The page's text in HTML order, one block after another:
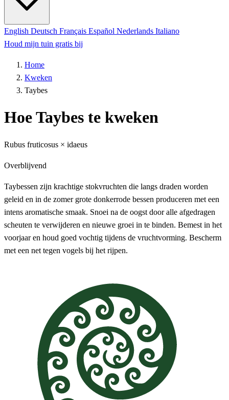
English Deutsch Français Español Nederlands Italiano
Houd mijn tuin gratis bij
Home
Kweken
Taybes
Hoe Taybes te kweken
Rubus fruticosus × idaeus
Overblijvend
Taybessen zijn krachtige stokvruchten die langs draden worden
geleid en in de zomer grote donkerrode bessen produceren met een
intens aromatische smaak. Snoei na de oogst door alle afgedragen
scheuten te verwijderen en nieuwe groei in te binden. Bemest in het
voorjaar en houd goed vochtig tijdens de vruchtvorming. Bescherm
met een net tegen vogels bij het rijpen.